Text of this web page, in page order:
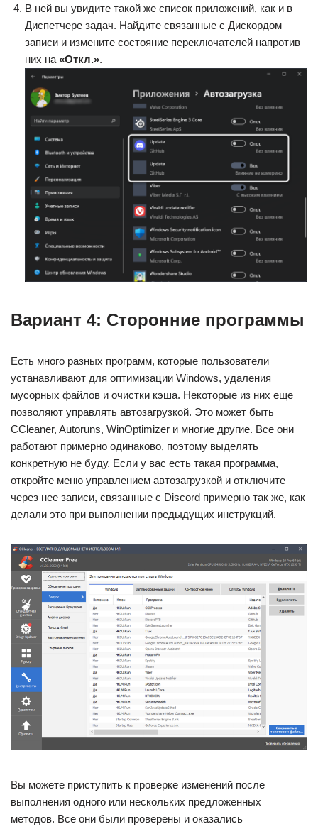
В ней вы увидите такой же список приложений, как и в
Диспетчере задач. Найдите связанные с Дискордом
записи и измените состояние переключателей напротив
них на «Откл.».
Вариант 4: Сторонние программы
Есть много разных программ, которые пользователи
устанавливают для оптимизации Windows, удаления
мусорных файлов и очистки кэша. Некоторые из них еще
позволяют управлять автозагрузкой. Это может быть
CCleaner, Autoruns, WinOptimizer и многие другие. Все они
работают примерно одинаково, поэтому выделять
конкретную не буду. Если у вас есть такая программа,
откройте меню управлением автозагрузкой и отключите
через нее записи, связанные с Discord примерно так же, как
делали это при выполнении предыдущих инструкций.
Вы можете приступить к проверке изменений после
выполнения одного или нескольких предложенных
методов. Все они были проверены и оказались